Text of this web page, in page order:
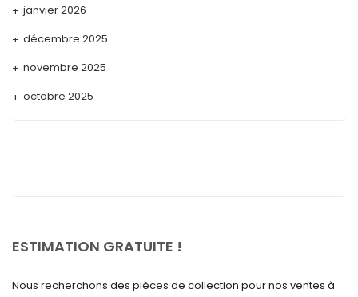
janvier 2026
décembre 2025
novembre 2025
octobre 2025
avril 2025
ESTIMATION GRATUITE !
Nous recherchons des pièces de collection pour nos ventes à